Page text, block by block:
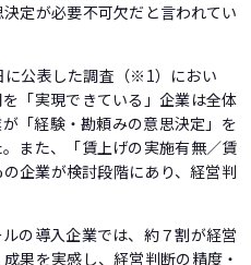
定が必要不可欠だと言われてい
に公表した調査（※1）におい
「実現できている」企業は全体
「経験・勘頼みの意思決定」を
また、「賃上げの実施有無／賃
企業が検討段階にあり、経営判
の導入企業では、約７割が経営
果を実感し、経営判断の精度・